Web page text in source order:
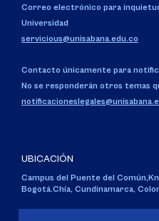
Correo electrónico para
Universidad
servicious@unisabana.edu.co
Contacto únicamente para
No se responderán otros temas
UBICACIÓN
Campus del Puente del Común,
Bogotá.Chía, Cundinamarca,